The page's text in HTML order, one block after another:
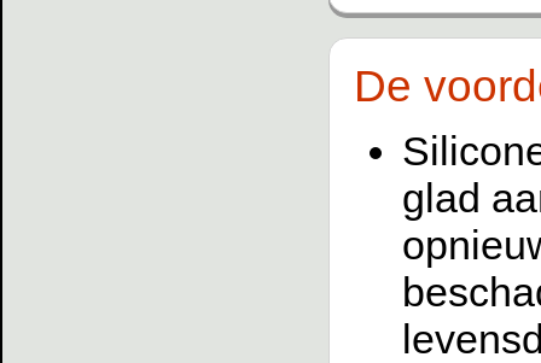
De
glad